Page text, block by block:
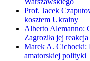
Prof. Jacek
kosztem Ukrainy
Alberto Alemanno:
Zagroziła jej
Marek A. Cichocki:
amatorskiej polityki